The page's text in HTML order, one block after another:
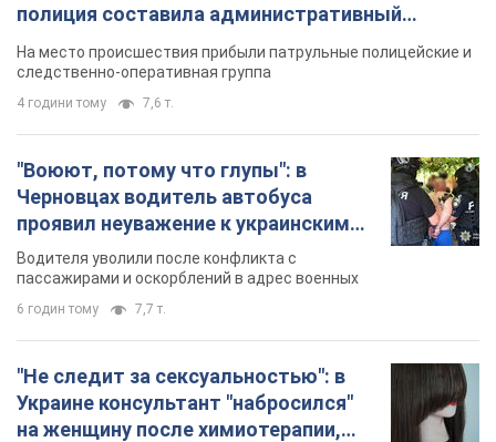
полиция составила административный
протокол. Видео
На место происшествия прибыли патрульные полицейские и
следственно-оперативная группа
4 години тому 7,6 т.
"Воюют, потому что глупы": в
Черновцах водитель автобуса
проявил неуважение к украинским
военным и поплатился за это.
Видео
Водителя уволили после конфликта с
пассажирами и оскорблений в адрес военных
6 годин тому 7,7 т.
"Не следит за сексуальностью": в
Украине консультант "набросился"
на женщину после химиотерапии,